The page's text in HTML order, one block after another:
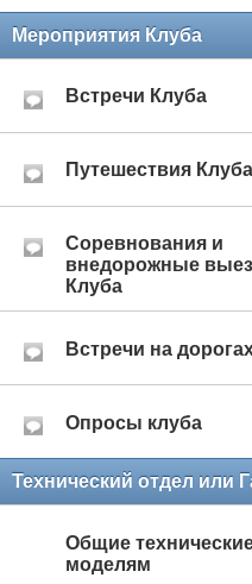
Мероприятия Клуба
Встречи Клуба
Путешествия Клуба
Соревнования и
внедорожные
Клуба
Встречи на
Опросы клуба
Технический отдел или
Общие
моделям